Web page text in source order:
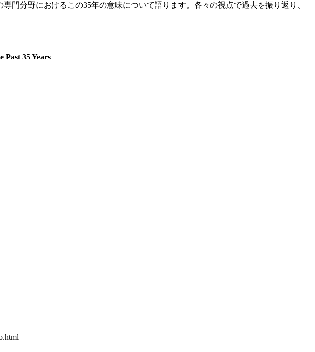
門分野におけるこの35年の意味について語ります。各々の視点で過去を振り返り、
Past 35 Years